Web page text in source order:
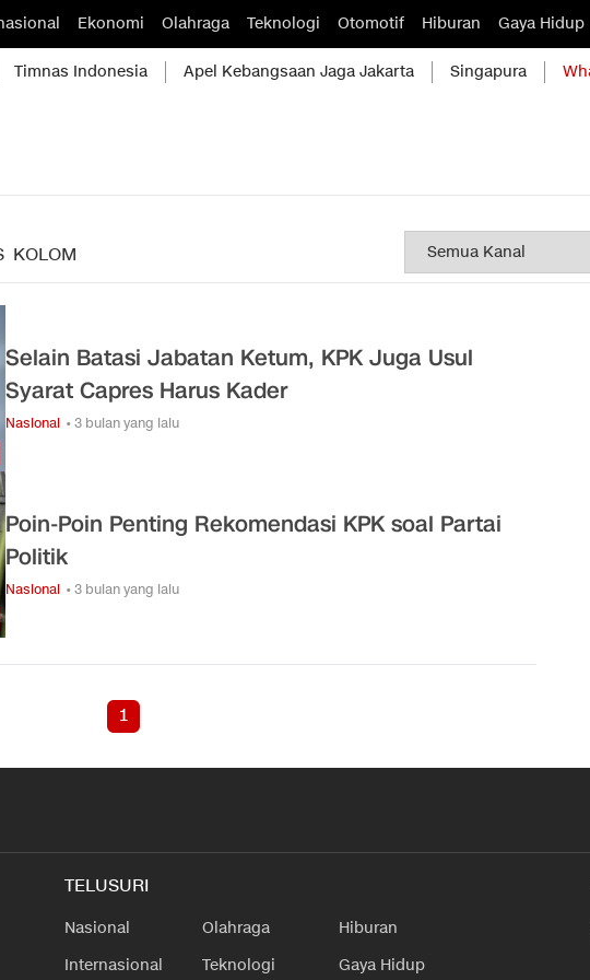
Ekonomi Olahraga Teknologi Otomotif Hiburan Gaya Hidup
Timnas Indonesia Apel Kebangsaan Jaga Jakarta Singapura
KOLOM
Selain Batasi Jabatan Ketum, KPK Juga Usul
Syarat Capres Harus Kader
Nasional • 3 bulan yang lalu
Poin-Poin Penting Rekomendasi KPK soal Partai
Politik
Nasional • 3 bulan yang lalu
1
TELUSURI
Nasional
Internasional
Olahraga
Teknologi
Hiburan
Gaya Hidup